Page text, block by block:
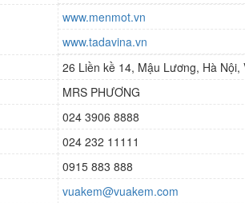
www.menmot.vn
www.tadavina.vn
26 Liền kề 14, Mậu Lương, Hà Nội,
MRS PHƯƠNG
024 3906 8888
024 232 11111
0915 883 888
vuakem@vuakem.com